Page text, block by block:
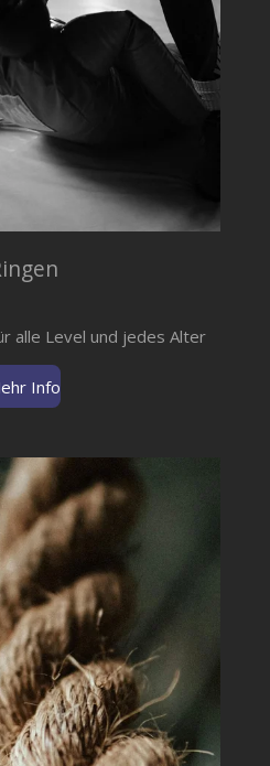
alle Level und jedes Alter
Info